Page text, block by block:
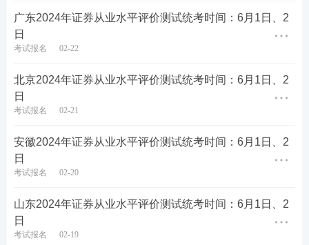
第四步：填写报名信息，确保信息真实有效，保存进
入下一步。
广东2024年证券从业水平评价测试统考时间：6月1日、2
日
考试报名 02-22
北京2024年证券从业水平评价测试统考时间：6月1日、2
日
考试报名 02-21
安徽2024年证券从业水平评价测试统考时间：6月1日、2
日
考试报名 02-20
山东2024年证券从业水平评价测试统考时间：6月1日、2
日
考试报名 02-19